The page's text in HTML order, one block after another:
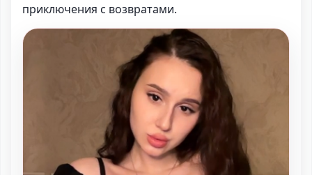
приключения с возвратами.